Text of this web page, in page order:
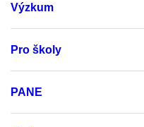
Výzkum
Pro školy
PANE